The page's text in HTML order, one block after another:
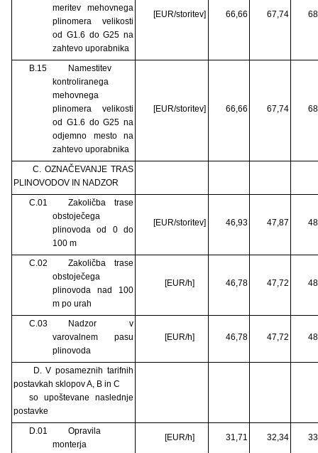
meritev mehovnega
plinomera velikosti
od G1.6 do G25 na
zahtevo uporabnika
[EUR/storitev] 66,66 67,74
B.15
Namestitev
kontroliranega
mehovnega
plinomera velikosti
od G1.6 do G25 na
odjemno mesto na
zahtevo uporabnika
[EUR/storitev] 66,66 67,74
C. OZNAČEVANJE TRAS
PLINOVODOV IN NADZOR
C.01
Zakoličba trase
obstoječega
plinovoda od 0 do
100 m
[EUR/storitev] 46,93 47,87
C.02
Zakoličba trase
obstoječega
plinovoda nad 100
m po urah
[EUR/h] 46,78 47,72
C.03
Nadzor v
varovalnem pasu
plinovoda
[EUR/h] 46,78 47,72
D. V posameznih tarifnih
postavkah sklopov A, B in C
so upoštevane naslednje
postavke
D.01
Opravila
monterja
[EUR/h] 31,71 32,34